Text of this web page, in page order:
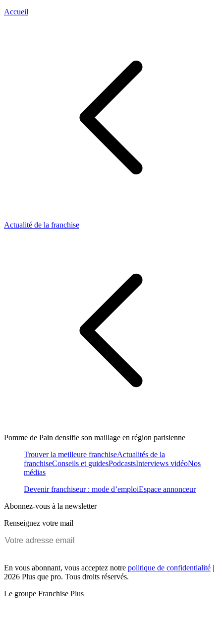
Accueil
Actualité de la franchise
Pomme de Pain densifie son maillage en région parisienne
Trouver la meilleure franchiseActualités de la
franchiseConseils et guidesPodcastsInterviews vidéoNos
médias
Devenir franchiseur : mode d’emploiEspace annonceur
Abonnez-vous à la newsletter
Renseignez votre mail
En vous abonnant, vous acceptez notre politique de confidentialité |
2026 Plus que pro. Tous droits réservés.
Le groupe Franchise Plus